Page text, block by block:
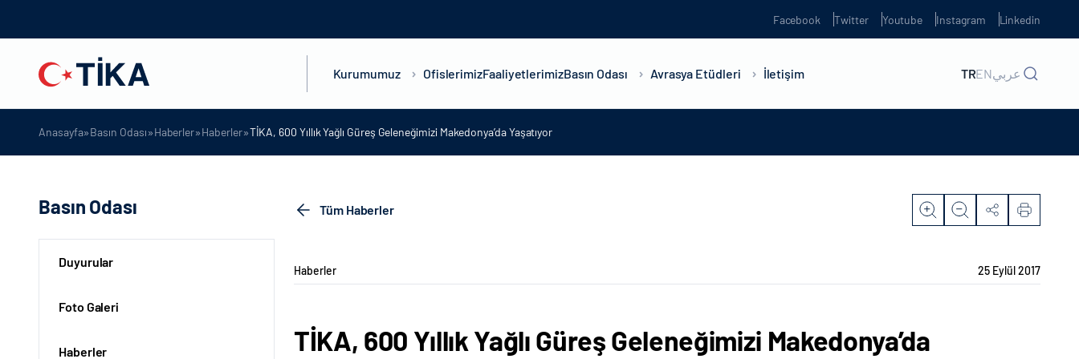
Facebook Twitter Youtube Instagram Linkedin
Kurumumuz OfislerimizFaaliyetlerimizBasın Odası Avrasya Etüdleri İletişim TRENعربي
Anasayfa»Basın Odası»Haberler»Haberler»TİKA, 600 Yıllık Yağlı Güreş Geleneğimizi Makedonya’da Yaşatıyor
Basın Odası
Duyurular
Foto Galeri
Haberler
Tüm Haberler
Haberler 25 Eylül 2017
TİKA, 600 Yıllık Yağlı Güreş Geleneğimizi Makedonya’da